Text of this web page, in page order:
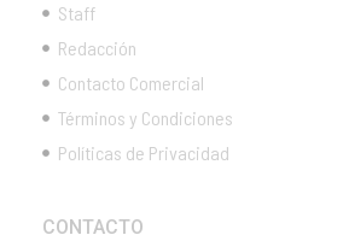
Staff
Redacción
Contacto Comercial
Términos y Condiciones
Políticas de Privacidad
CONTACTO